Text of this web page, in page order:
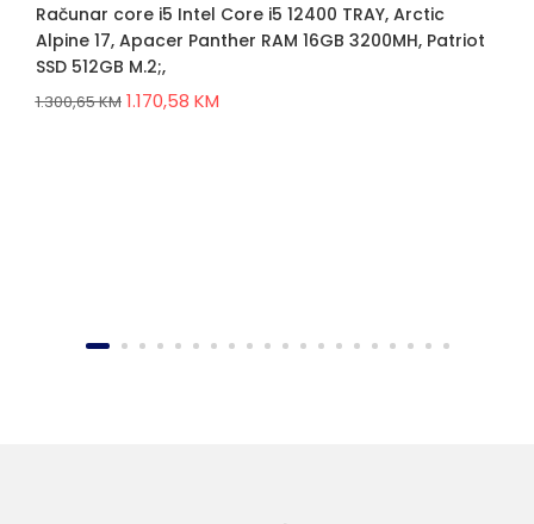
Računar core i5 Intel Core i5 12400 TRAY, Arctic
Alpine 17, Apacer Panther RAM 16GB 3200MH, Patriot
SSD 512GB M.2;,
1.300,65KM 1.170,58 KM